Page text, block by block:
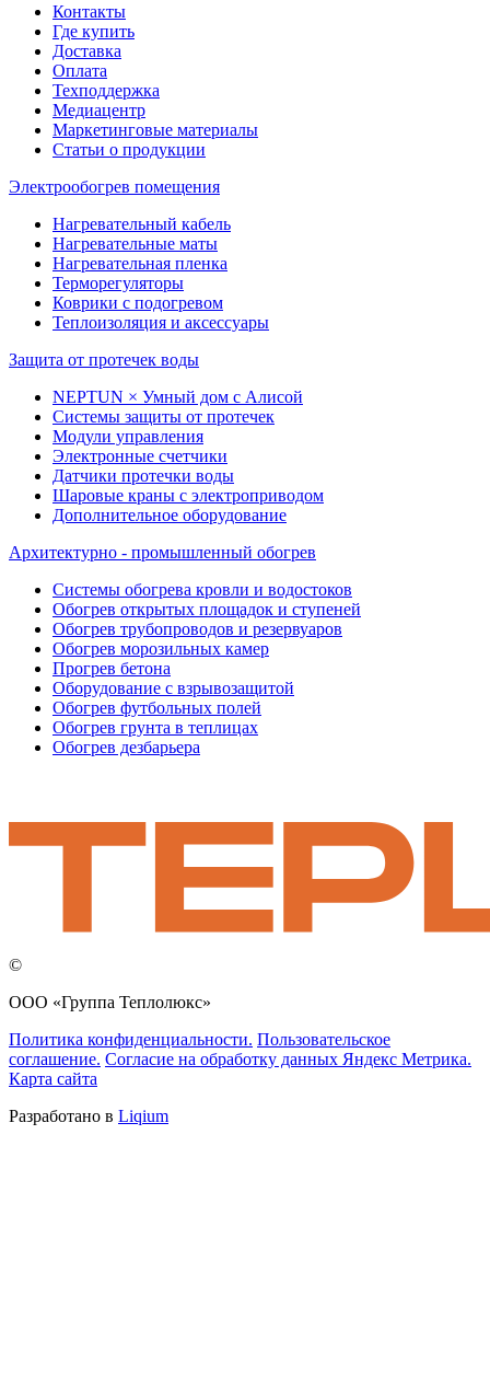
Контакты
Где купить
Доставка
Оплата
Техподдержка
Медиацентр
Маркетинговые материалы
Статьи о продукции
Электрообогрев помещения
Нагревательный кабель
Нагревательные маты
Нагревательная пленка
Терморегуляторы
Коврики с подогревом
Теплоизоляция и аксессуары
Защита от протечек воды
NEPTUN × Умный дом с Алисой
Системы защиты от протечек
Модули управления
Электронные счетчики
Датчики протечки воды
Шаровые краны с электроприводом
Дополнительное оборудование
Архитектурно - промышленный обогрев
Системы обогрева кровли и водостоков
Обогрев открытых площадок и ступеней
Обогрев трубопроводов и резервуаров
Обогрев морозильных камер
Прогрев бетона
Оборудование с взрывозащитой
Обогрев футбольных полей
Обогрев грунта в теплицах
Обогрев дезбарьера
©
ООО «Группа Теплолюкс»
Политика конфиденциальности. Пользовательское
соглашение. Согласие на обработку данных Яндекс Метрика.
Карта сайта
Разработано в Liqium